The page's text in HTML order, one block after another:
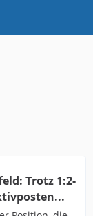
Trotz 1:2-